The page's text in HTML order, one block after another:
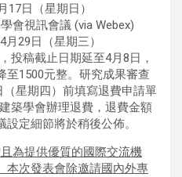
日（星期日）
訊會議 (via Webex)
29日（星期三）
投稿截止日期延至4月8日，
至1500元整。研究成果審查
星期四）前填寫退費申請單
築學會辦理退費，退費金額
定細節將於稍後公佈。
為提供優質的國際交流機
本次發表會除邀請國內外專